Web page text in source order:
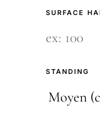
SURFACE
STANDING